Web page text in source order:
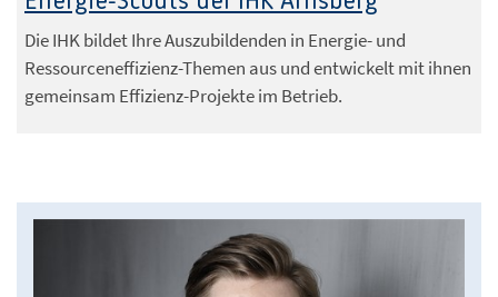
Die IHK bildet Ihre Auszubildenden in Energie- und
Ressourceneffizienz-Themen aus und entwickelt mit ihnen
gemeinsam Effizienz-Projekte im Betrieb.